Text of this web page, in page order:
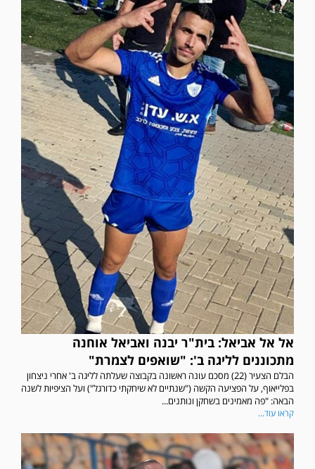
אל אל אביאל: בית"ר יבנה ואביאל אוחנה
מתכוננים לליגה ב': "שואפים לצמרת"
הבלם הצעיר (22) מסכם עונה ראשונה בקבוצה שעלתה לליגה ב' אחרי ניצחון
בפלייאוף, על הפציעה הקשה ("שנתיים לא שיחקתי כדורגל") ועל הציפיות לשנה
הבאה: "פה מאמינים בשחקן ונותנים...
קראו עוד...